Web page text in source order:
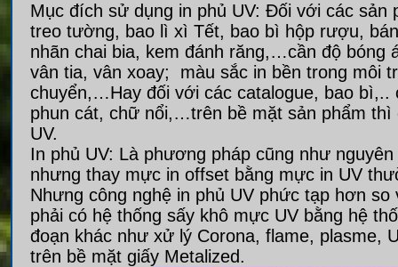
Mục đích sử dụng in phủ UV: Đối với các sản
treo tường, bao lì xì Tết, bao bì hộp rượu,
nhãn chai bia, kem đánh răng,…cần độ bóng
vân tia, vân xoay; màu sắc in bền trong môi
chuyển,…Hay đối với các catalogue, bao bì,..
phun cát, chữ nổi,…trên bề mặt sản phẩm thì
UV.
In phủ UV: Là phương pháp cũng như
nhưng thay mực in offset bằng mực in UV
Nhưng công nghệ in phủ UV phức tạp hơn
phải có hệ thống sấy khô mực UV bằng hệ
đoạn khác như xử lý Corona, flame, plasme,
trên bề mặt giấy Metalized.